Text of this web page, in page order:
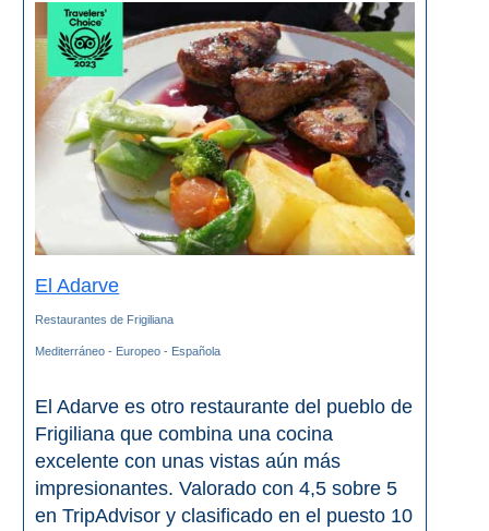
El Adarve
Restaurantes de Frigiliana
Mediterráneo - Europeo - Española
El Adarve es otro restaurante del pueblo de
Frigiliana que combina una cocina
excelente con unas vistas aún más
impresionantes. Valorado con 4,5 sobre 5
en TripAdvisor y clasificado en el puesto 10